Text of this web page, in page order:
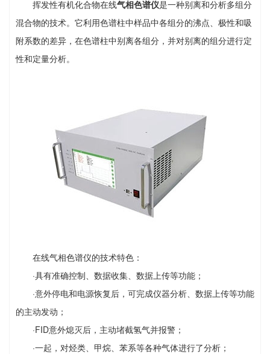
挥发性有机化合物在线气相色谱仪是一种别离和分析多组分
混合物的技术。它利用色谱柱中样品中各组分的沸点、极性和吸
附系数的差异，在色谱柱中别离各组分，并对别离的组分进行定
性和定量分析。
在线气相色谱仪的技术特色：
·具有准确控制、数据收集、数据上传等功能；
·意外停电和电源恢复后，可完成仪器分析、数据上传等功能
的主动发动；
·FID意外熄灭后，主动堵截氢气并报警；
·一起，对烃类、甲烷、苯系等各种气体进行了分析；